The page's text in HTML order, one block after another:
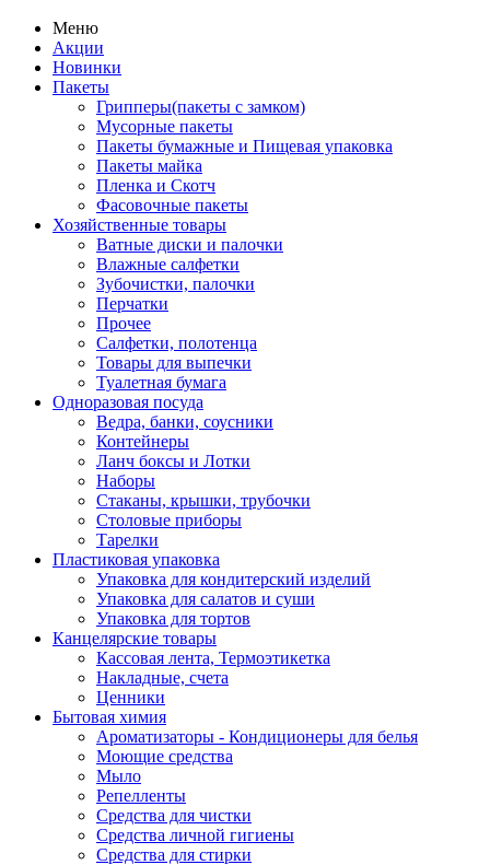
Меню
Акции
Новинки
Пакеты
Грипперы(пакеты с замком)
Мусорные пакеты
Пакеты бумажные и Пищевая упаковка
Пакеты майка
Пленка и Скотч
Фасовочные пакеты
Хозяйственные товары
Ватные диски и палочки
Влажные салфетки
Зубочистки, палочки
Перчатки
Прочее
Салфетки, полотенца
Товары для выпечки
Туалетная бумага
Одноразовая посуда
Ведра, банки, соусники
Контейнеры
Ланч боксы и Лотки
Наборы
Стаканы, крышки, трубочки
Столовые приборы
Тарелки
Пластиковая упаковка
Упаковка для кондитерский изделий
Упаковка для салатов и суши
Упаковка для тортов
Канцелярские товары
Кассовая лента, Термоэтикетка
Накладные, счета
Ценники
Бытовая химия
Ароматизаторы - Кондиционеры для белья
Моющие средства
Мыло
Репелленты
Средства для чистки
Средства личной гигиены
Средства для стирки